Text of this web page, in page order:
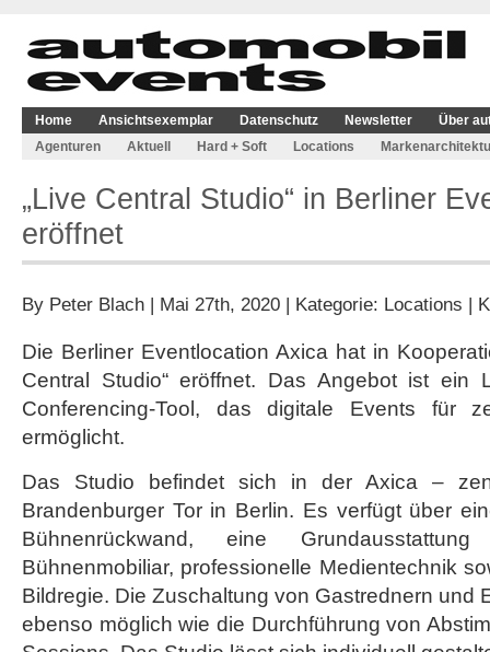
Home Ansichtsexemplar Datenschutz Newsletter
Über
Agenturen
Aktuell Hard + Soft Locations
„Live Central Studio“ in Berliner
eröffnet
By Peter Blach | Mai 27th, 2020 | Kategorie: Locations |
Die Berliner Eventlocation Axica hat in
Central Studio“ eröffnet. Das Angebot ist ein
Conferencing-Tool, das digitale Events für
ermöglicht.
Das Studio befindet sich in der Axica –
Brandenburger Tor in Berlin. Es verfügt über
Bühnenrückwand, eine
Bühnenmobiliar, professionelle Medientechnik
Bildregie. Die Zuschaltung von Gastrednern und
ebenso möglich wie die Durchführung von